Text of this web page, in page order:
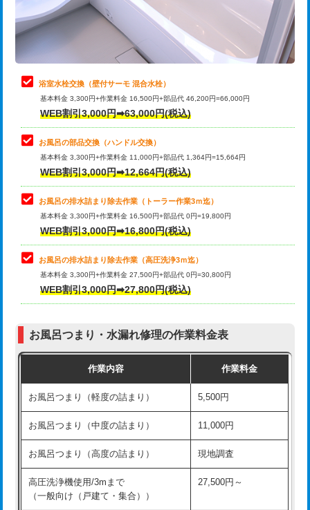
止水・漏水調査・防水処理・清掃・修
理・調整・分解・加工など（軽作業）
止水・漏水調査・防水処理・清掃・修
理・調整・分解・加工など（中作業）
22,000円
止水・漏水調査・防水処理・清掃・修
理・調整・分解・加工など（重作業）
33,000円
トイレタンク脱着
トイレ便器脱着
タンクレストイレ脱着 33,000円
小便器トイレ脱着
その他部品の脱着 8,800円～
交換・取付（タンク）
交換・取付（普通便座） 11,000円+材料費
交換・取付（温水洗浄便座） 16,500円+材料費
交換・取付(単水栓（壁付・デッキ
式）)
13,200円+材料費
交換・取付(混合水栓（壁付・デッキ
式・ワンホール）)
16,500円+材料費
交換・取付(排水栓・排水トラップ
（P/S/ポップアップ））
22,000円+材料費
浴室水栓交換（壁付サーモ 混合水栓）
基本料金 3,300円+作業料金 16,500円+部品代 46,200円=66,000円
WEB割引3,000円➡63,000円(税込)
お風呂の部品交換（ハンドル交換）
基本料金 3,300円+作業料金 11,000円+部品代 1,364円=15,664円
WEB割引3,000円➡12,664円(税込)
お風呂の排水詰まり除去作業（トーラー作業3ｍ迄）
基本料金 3,300円+作業料金 16,500円+部品代 0円=19,800円
WEB割引3,000円➡16,800円(税込)
お風呂の排水詰まり除去作業（高圧洗浄3ｍ迄）
基本料金 3,300円+作業料金 27,500円+部品代 0円=30,800円
WEB割引3,000円➡27,800円(税込)
お風呂つまり・水漏れ修理の作業料金表
作業内容 作業料金
お風呂つまり（軽度の詰まり） 5,500円
お風呂つまり（中度の詰まり） 11,000円
お風呂つまり（高度の詰まり） 現地調査
高圧洗浄機使用/3mまで
（一般向け（戸建て・集合））
27,500円～